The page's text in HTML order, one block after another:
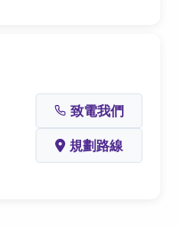
致電我們
規劃路線